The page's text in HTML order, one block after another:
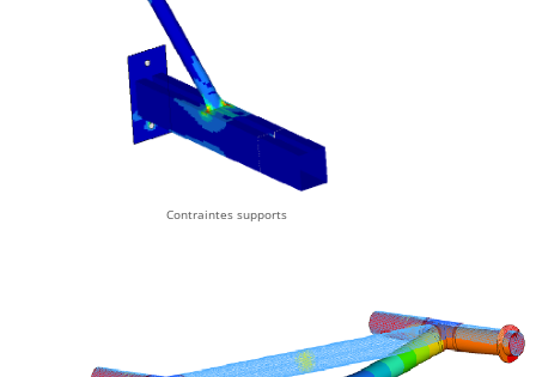
Contraintes supports